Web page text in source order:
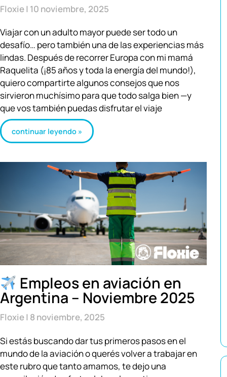
Floxie 10 noviembre, 2025
Viajar con un adulto mayor puede ser todo un
desafío… pero también una de las experiencias más
lindas. Después de recorrer Europa con mi mamá
Raquelita (¡85 años y toda la energía del mundo!),
quiero compartirte algunos consejos que nos
sirvieron muchísimo para que todo salga bien —y
que vos también puedas disfrutar el viaje
continuar leyendo »
Empleos en aviación en
Argentina – Noviembre 2025
Floxie 8 noviembre, 2025
Si estás buscando dar tus primeros pasos en el
mundo de la aviación o querés volver a trabajar en
este rubro que tanto amamos, te dejo una